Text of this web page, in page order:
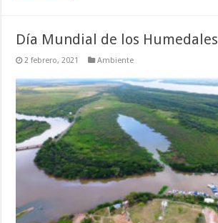
Día Mundial de los Humedales
2 febrero, 2021 Ambiente